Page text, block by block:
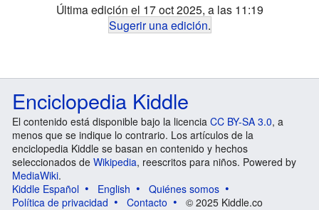
Última edición el 17 oct 2025, a las 11:19
Sugerir una edición.
Enciclopedia Kiddle
El contenido está disponible bajo la licencia CC BY-SA 3.0, a
menos que se indique lo contrario. Los artículos de la
enciclopedia Kiddle se basan en contenido y hechos
seleccionados de Wikipedia, reescritos para niños. Powered by
MediaWiki.
Kiddle Español
English
Quiénes somos
Política de privacidad
Contacto © 2025 Kiddle.co